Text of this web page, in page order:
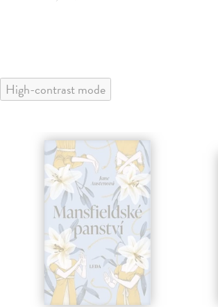
High-contrast mode